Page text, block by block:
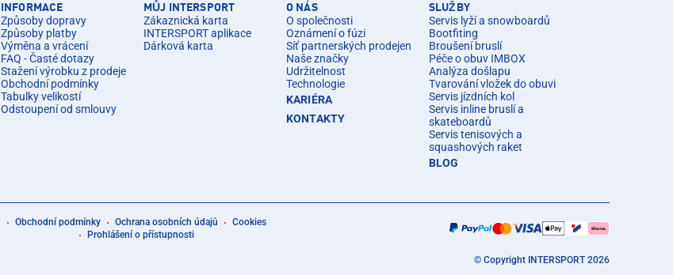
INFORMACE
Způsoby dopravy
Způsoby platby
Výměna a vrácení
FAQ - Časté dotazy
Stažení výrobku z prodeje
Obchodní podmínky
Tabulky velikostí
Odstoupení od smlouvy
MŮJ INTERSPORT
Zákaznická karta
INTERSPORT aplikace
Dárková karta
O NÁS
O společnosti
Oznámení o fúzi
Síť partnerských prodejen
Naše značky
Udržitelnost
Technologie
KARIÉRA
KONTAKTY
SLUŽBY
Servis lyží a snowboardů
Bootfiting
Broušení bruslí
Péče o obuv IMBOX
Analýza došlapu
Tvarování vložek do obuvi
Servis jízdních kol
Servis inline bruslí a
skateboardů
Servis tenisových a
squashových raket
BLOG
Obchodní podmínky Ochrana osobních údajů
Cookies
Prohlášení o přístupnosti
© Copyright INTERSPORT 2026